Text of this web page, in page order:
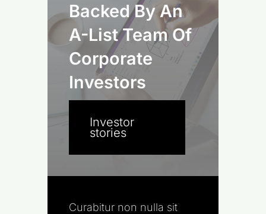
Backed By An
A-List Team Of
Corporate
Investors
Investor
stories
Curabitur non nulla sit